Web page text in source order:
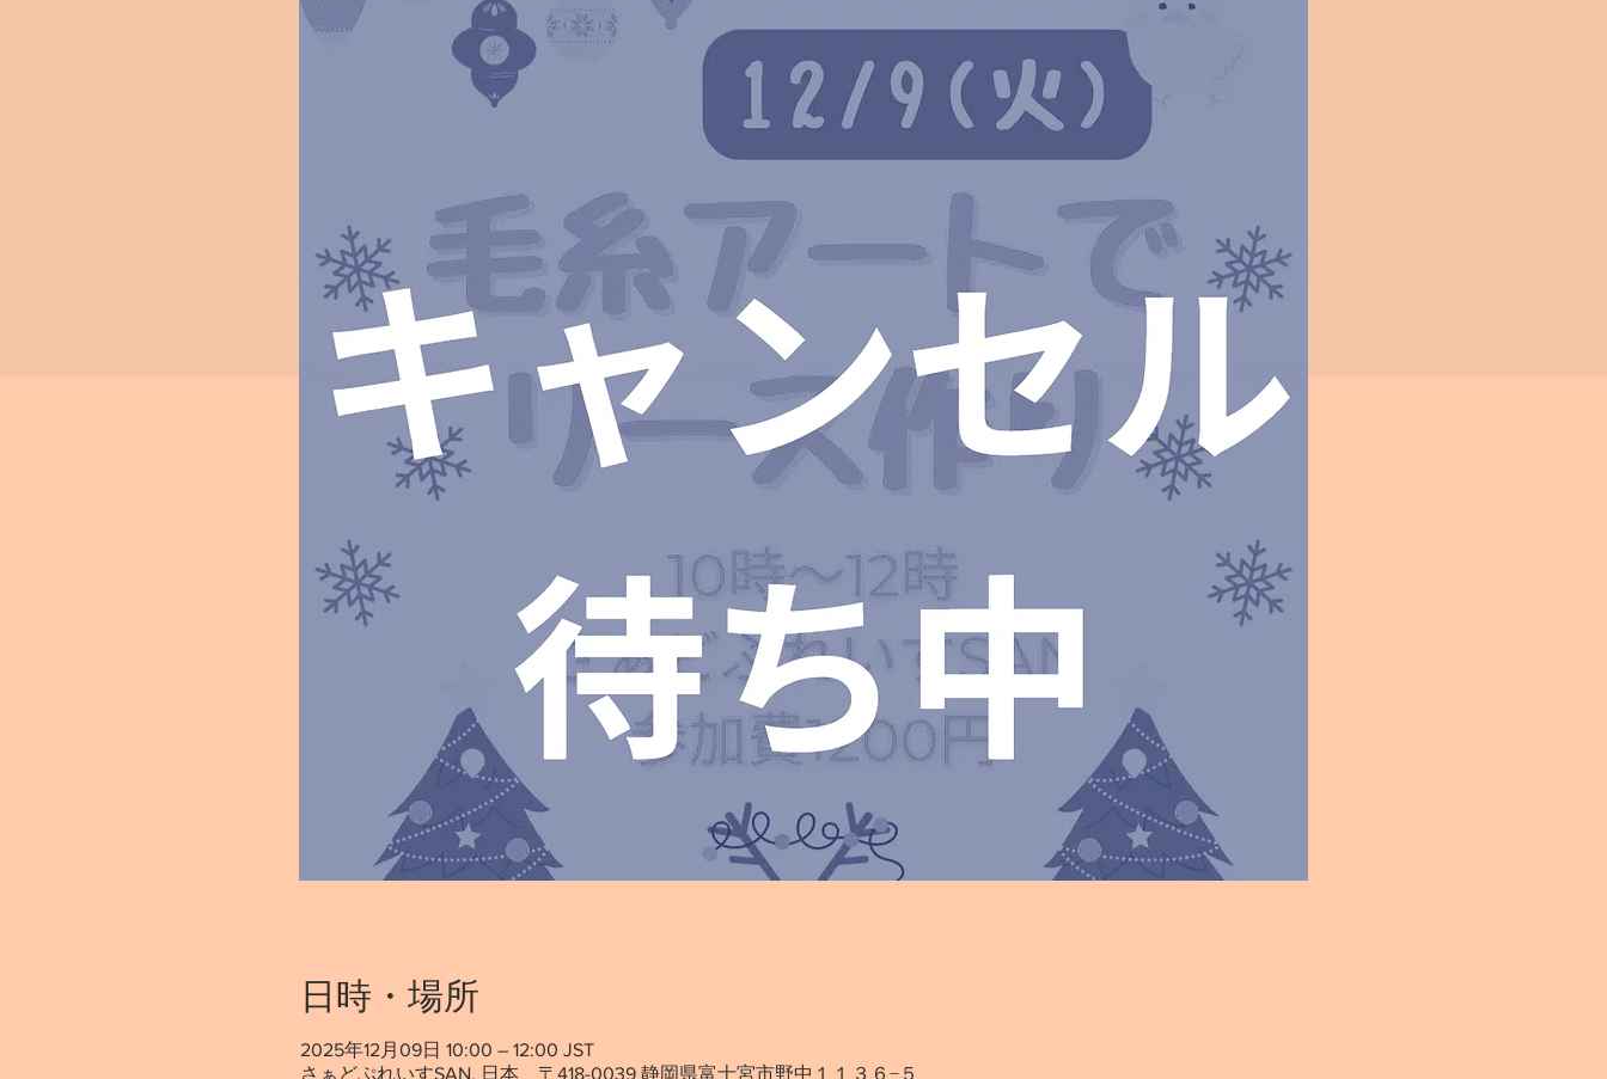
日時・場所
2025年12月09日 10:00 – 12:00 JST
さぁどぷれいすSAN, 日本、〒418-0039 静岡県富士宮市野中１１３６−５